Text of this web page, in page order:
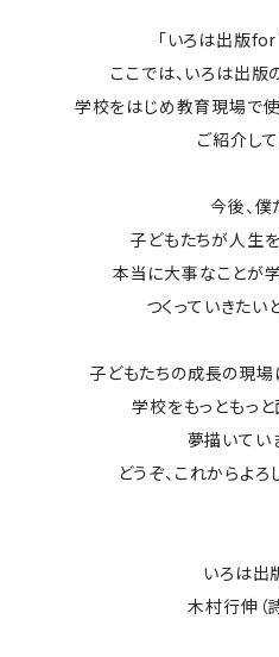
「いろは出版
ここでは、いろは出
学校をはじめ教育現場で
ご紹介して
今後、僕
子どもたちが人生
本当に大事なことが
つくっていきたい
子どもたちの成長の現
学校をもっともっ
夢描いてい
どうぞ、これからよろ
いろは出
木村行伸（